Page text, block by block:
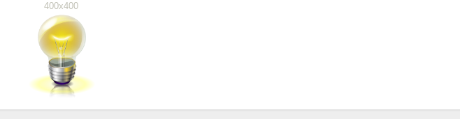
400x400